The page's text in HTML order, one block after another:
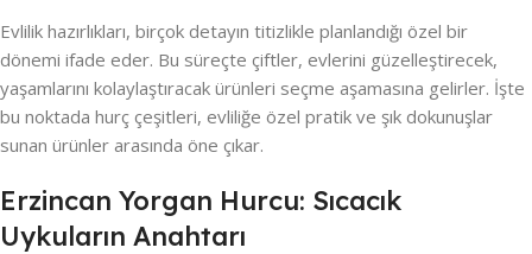
Evlilik hazırlıkları, birçok detayın titizlikle planlandığı özel bir
dönemi ifade eder. Bu süreçte çiftler, evlerini güzelleştirecek,
yaşamlarını kolaylaştıracak ürünleri seçme aşamasına gelirler. İşte
bu noktada hurç çeşitleri, evliliğe özel pratik ve şık dokunuşlar
sunan ürünler arasında öne çıkar.
Erzincan Yorgan Hurcu: Sıcacık
Uykuların Anahtarı